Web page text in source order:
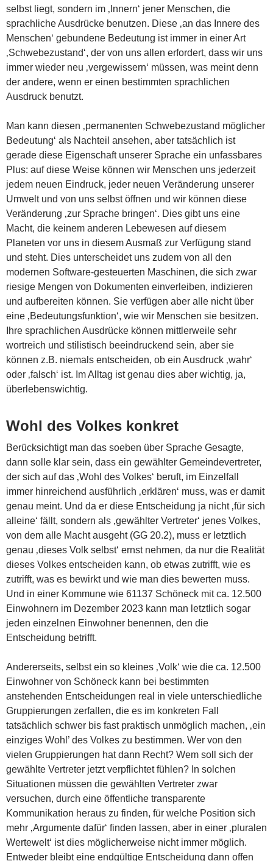
selbst liegt, sondern im ‚Innern‘ jener Menschen, die
sprachliche Ausdrücke benutzen. Diese ‚an das Innere des
Menschen‘ gebundene Bedeutung ist immer in einer Art
‚Schwebezustand‘, der von uns allen erfordert, dass wir uns
immer wieder neu ‚vergewissern‘ müssen, was meint denn
der andere, wenn er einen bestimmten sprachlichen
Ausdruck benutzt.
Man kann diesen ‚permanenten Schwebezustand möglicher
Bedeutung‘ als Nachteil ansehen, aber tatsächlich ist
gerade diese Eigenschaft unserer Sprache ein unfassbares
Plus: auf diese Weise können wir Menschen uns jederzeit
jedem neuen Eindruck, jeder neuen Veränderung unserer
Umwelt und von uns selbst öffnen und wir können diese
Veränderung ‚zur Sprache bringen‘. Dies gibt uns eine
Macht, die keinem anderen Lebewesen auf diesem
Planeten vor uns in diesem Ausmaß zur Verfügung stand
und steht. Dies unterscheidet uns zudem von all den
modernen Software-gesteuerten Maschinen, die sich zwar
riesige Mengen von Dokumenten einverleiben, indizieren
und aufbereiten können. Sie verfügen aber alle nicht über
eine ‚Bedeutungsfunktion‘, wie wir Menschen sie besitzen.
Ihre sprachlichen Ausdrücke können mittlerweile sehr
wortreich und stilistisch beeindruckend sein, aber sie
können z.B. niemals entscheiden, ob ein Ausdruck ‚wahr‘
oder ‚falsch‘ ist. Im Alltag ist genau dies aber wichtig, ja,
überlebenswichtig.
Wohl des Volkes konkret
Berücksichtigt man das soeben über Sprache Gesagte,
dann solle klar sein, dass ein gewählter Gemeindevertreter,
der sich auf das ‚Wohl des Volkes‘ beruft, im Einzelfall
immer hinreichend ausführlich ‚erklären‘ muss, was er damit
genau meint. Und da er diese Entscheidung ja nicht ‚für sich
alleine‘ fällt, sondern als ‚gewählter Vertreter‘ jenes Volkes,
von dem alle Macht ausgeht (GG 20.2), muss er letztlich
genau ‚dieses Volk selbst‘ ernst nehmen, da nur die Realität
dieses Volkes entscheiden kann, ob etwas zutrifft, wie es
zutrifft, was es bewirkt und wie man dies bewerten muss.
Und in einer Kommune wie 61137 Schöneck mit ca. 12.500
Einwohnern im Dezember 2023 kann man letztlich sogar
jeden einzelnen Einwohner benennen, den die
Entscheidung betrifft.
Andererseits, selbst ein so kleines ‚Volk‘ wie die ca. 12.500
Einwohner von Schöneck kann bei bestimmten
anstehenden Entscheidungen real in viele unterschiedliche
Gruppierungen zerfallen, die es im konkreten Fall
tatsächlich schwer bis fast praktisch unmöglich machen, ‚ein
einziges Wohl’ des Volkes zu bestimmen. Wer von den
vielen Gruppierungen hat dann Recht? Wem soll sich der
gewählte Vertreter jetzt verpflichtet fühlen? In solchen
Situationen müssen die gewählten Vertreter zwar
versuchen, durch eine öffentliche transparente
Kommunikation heraus zu finden, für welche Position sich
mehr ‚Argumente dafür‘ finden lassen, aber in einer ‚pluralen
Wertewelt‘ ist dies möglicherweise nicht immer möglich.
Entweder bleibt eine endgültige Entscheidung dann offen